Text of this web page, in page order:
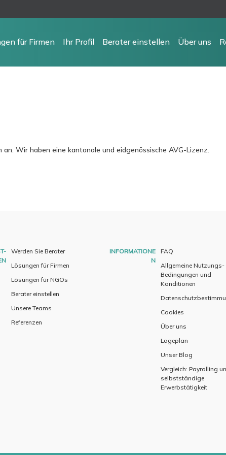
für Firmen Ihr Profil Berater einstellen Über uns
Wir haben eine kantonale und eidgenössische AVG-Lizenz.
Werden Sie Berater
Lösungen für Firmen
Lösungen für NGOs
Berater einstellen
Unsere Teams
Referenzen
INFORMATIONE
N
FAQ
Allgemeine Nutzungs-
Bedingungen und
Konditionen
Cookies
Über uns
Lageplan
Unser Blog
Vergleich: Payrolling
selbstständige
Erwerbstätigkeit